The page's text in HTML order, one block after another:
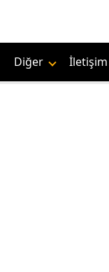
Diğer İletişim